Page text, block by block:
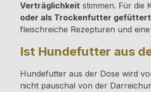
Verträglichkeit stimmen. Für die
oder als Trockenfutter gefüttert
fleischreiche Rezepturen und
Ist Hundefutter aus
Hundefutter aus der Dose wird
nicht pauschal von der